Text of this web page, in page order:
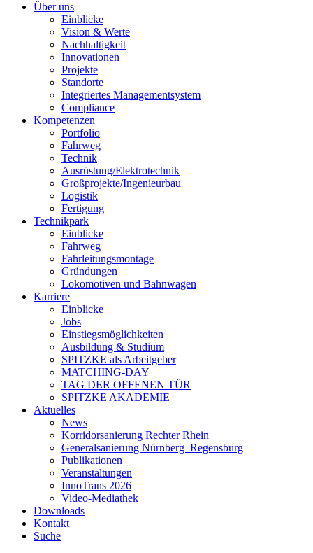
Über uns
Einblicke
Vision & Werte
Nachhaltigkeit
Innovationen
Projekte
Standorte
Integriertes Managementsystem
Compliance
Kompetenzen
Portfolio
Fahrweg
Technik
Ausrüstung/Elektrotechnik
Großprojekte/Ingenieurbau
Logistik
Fertigung
Technikpark
Einblicke
Fahrweg
Fahrleitungsmontage
Gründungen
Lokomotiven und Bahnwagen
Karriere
Einblicke
Jobs
Einstiegsmöglichkeiten
Ausbildung & Studium
SPITZKE als Arbeitgeber
MATCHING-DAY
TAG DER OFFENEN TÜR
SPITZKE AKADEMIE
Aktuelles
News
Korridorsanierung Rechter Rhein
Generalsanierung Nürnberg–Regensburg
Publikationen
Veranstaltungen
InnoTrans 2026
Video-Mediathek
Downloads
Kontakt
Suche